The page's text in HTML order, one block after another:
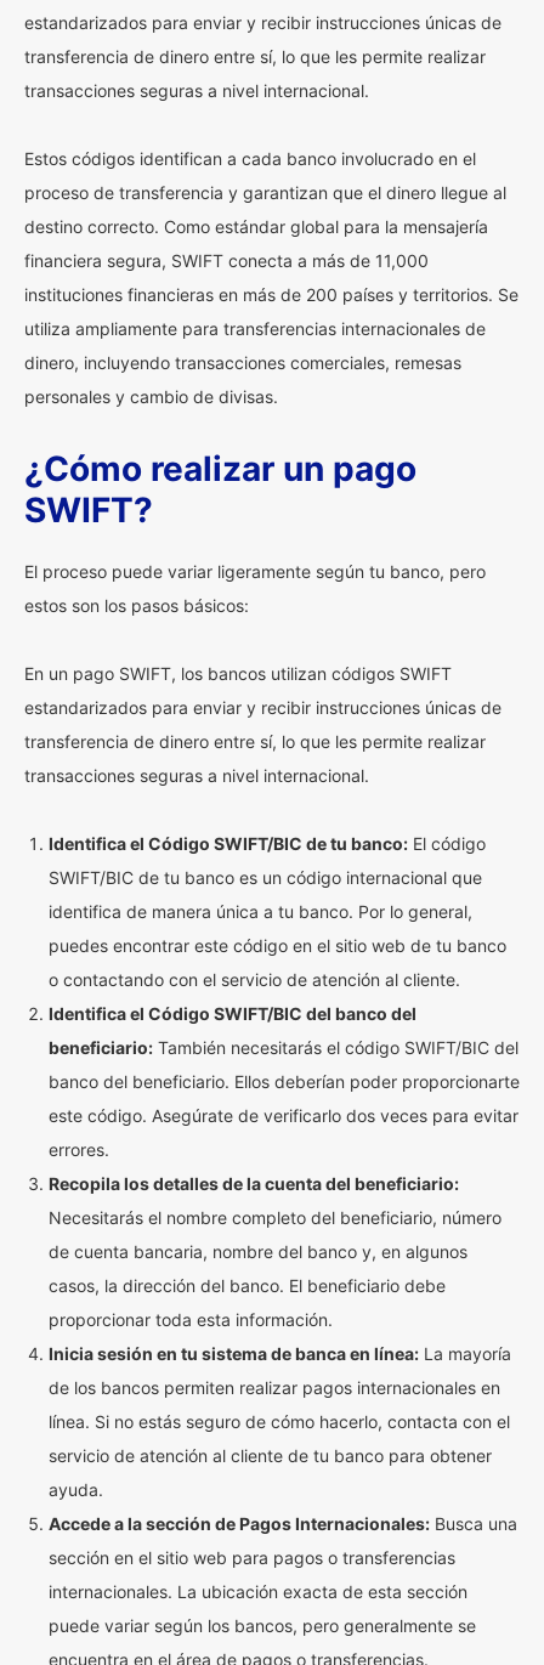
estandarizados para enviar y recibir instrucciones únicas de
transferencia de dinero entre sí, lo que les permite realizar
transacciones seguras a nivel internacional.
Estos códigos identifican a cada banco involucrado en el
proceso de transferencia y garantizan que el dinero llegue al
destino correcto. Como estándar global para la mensajería
financiera segura, SWIFT conecta a más de 11,000
instituciones financieras en más de 200 países y territorios. Se
utiliza ampliamente para transferencias internacionales de
dinero, incluyendo transacciones comerciales, remesas
personales y cambio de divisas.
¿Cómo realizar un pago
SWIFT?
El proceso puede variar ligeramente según tu banco, pero
estos son los pasos básicos:
En un pago SWIFT, los bancos utilizan códigos SWIFT
estandarizados para enviar y recibir instrucciones únicas de
transferencia de dinero entre sí, lo que les permite realizar
transacciones seguras a nivel internacional.
Identifica el Código SWIFT/BIC de tu banco: El código
SWIFT/BIC de tu banco es un código internacional que
identifica de manera única a tu banco. Por lo general,
puedes encontrar este código en el sitio web de tu banco
o contactando con el servicio de atención al cliente.
Identifica el Código SWIFT/BIC del banco del
beneficiario: También necesitarás el código SWIFT/BIC del
banco del beneficiario. Ellos deberían poder proporcionarte
este código. Asegúrate de verificarlo dos veces para evitar
errores.
Recopila los detalles de la cuenta del beneficiario:
Necesitarás el nombre completo del beneficiario, número
de cuenta bancaria, nombre del banco y, en algunos
casos, la dirección del banco. El beneficiario debe
proporcionar toda esta información.
Inicia sesión en tu sistema de banca en línea: La mayoría
de los bancos permiten realizar pagos internacionales en
línea. Si no estás seguro de cómo hacerlo, contacta con el
servicio de atención al cliente de tu banco para obtener
ayuda.
Accede a la sección de Pagos Internacionales: Busca una
sección en el sitio web para pagos o transferencias
internacionales. La ubicación exacta de esta sección
puede variar según los bancos, pero generalmente se
encuentra en el área de pagos o transferencias.